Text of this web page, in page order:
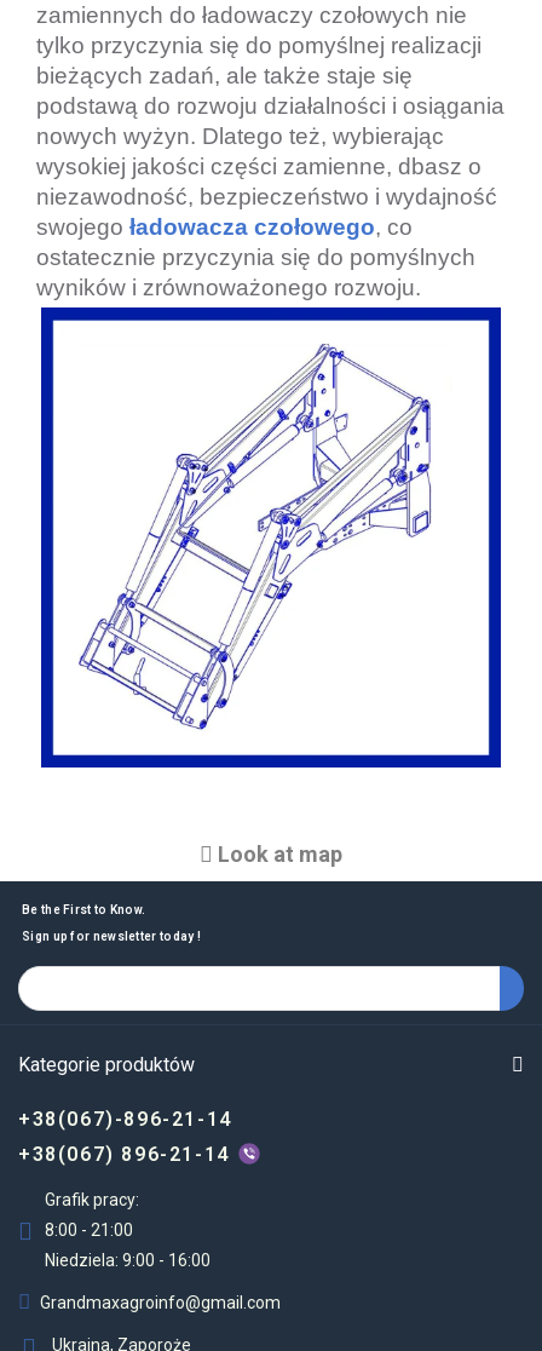
zamiennych do ładowaczy czołowych nie
tylko przyczynia się do pomyślnej realizacji
bieżących zadań, ale także staje się
podstawą do rozwoju działalności i osiągania
nowych wyżyn. Dlatego też, wybierając
wysokiej jakości części zamienne, dbasz o
niezawodność, bezpieczeństwo i wydajność
swojego ładowacza czołowego, co
ostatecznie przyczynia się do pomyślnych
wyników i zrównoważonego rozwoju.
Look at map
Be the First to Know.
Sign up for newsletter today !
Kategorie produktów
+38(067)-896-21-14
+38(067) 896-21-14
Grafik pracy:
8:00 - 21:00
Niedziela: 9:00 - 16:00
Grandmaxagroinfo@gmail.com
Ukraina, Zaporoże